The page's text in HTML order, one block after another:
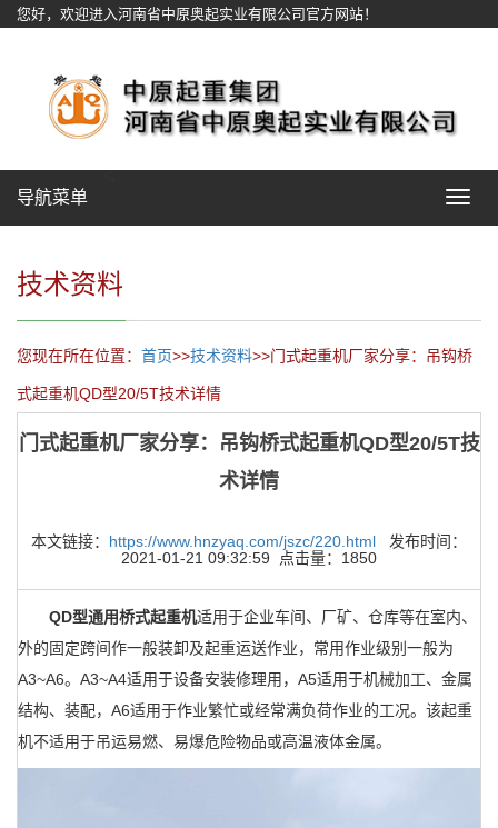
您好，欢迎进入河南省中原奥起实业有限公司官方网站！
Toggle
导航菜单
技术资料
您现在所在位置： 首页>>技术资料>>门式起重机厂家分享：吊钩桥
式起重机QD型20/5T技术详情
门式起重机厂家分享：吊钩桥式起重机QD型20/5T技
术详情
本文链接： https://www.hnzyaq.com/jszc/220.html 发布时间：
2021-01-21 09:32:59 点击量：1850
QD型通用桥式起重机适用于企业车间、厂矿、仓库等在室内、
外的固定跨间作一般装卸及起重运送作业，常用作业级别一般为
A3~A6。A3~A4适用于设备安装修理用，A5适用于机械加工、金属
结构、装配，A6适用于作业繁忙或经常满负荷作业的工况。该起重
机不适用于吊运易燃、易爆危险物品或高温液体金属。